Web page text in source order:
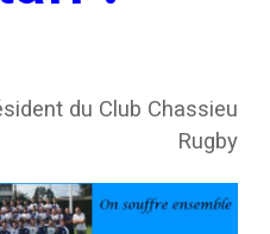
du Club Chassieu
Rugby